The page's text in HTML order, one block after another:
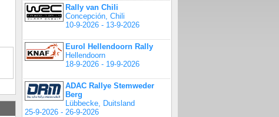
Rally van Chili
Concepción, Chili
10-9-2026 - 13-9-2026
Eurol Hellendoorn Rally
Hellendoorn
18-9-2026 - 19-9-2026
ADAC Rallye Stemweder
Berg
Lübbecke, Duitsland
25-9-2026 - 26-9-2026